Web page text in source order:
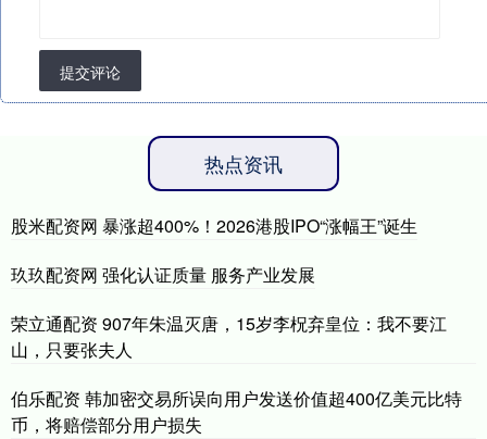
提交评论
热点资讯
股米配资网 暴涨超400%！2026港股IPO“涨幅王”诞生
玖玖配资网 强化认证质量 服务产业发展
荣立通配资 907年朱温灭唐，15岁李柷弃皇位：我不要江
山，只要张夫人
伯乐配资 韩加密交易所误向用户发送价值超400亿美元比特
币，将赔偿部分用户损失